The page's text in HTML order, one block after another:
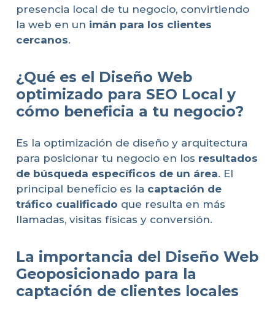
presencia local de tu negocio, convirtiendo
la web en un imán para los clientes
cercanos.
¿Qué es el Diseño Web
optimizado para SEO Local y
cómo beneficia a tu negocio?
Es la optimización de diseño y arquitectura
para posicionar tu negocio en los resultados
de búsqueda específicos de un área. El
principal beneficio es la captación de
tráfico cualificado que resulta en más
llamadas, visitas físicas y conversión.
La importancia del Diseño Web
Geoposicionado para la
captación de clientes locales